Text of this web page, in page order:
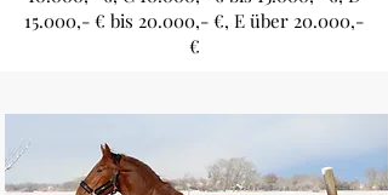
15.000,- € bis 20.000,- €, E über 20.000,-
€